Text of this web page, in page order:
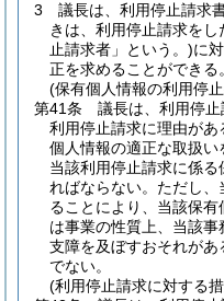
3
議長は、利用停止請求
きは、利用停止請求をし
止請求者」という。)に
正を求めることができる。
(保有個人情報の利用停
第41条
議長は、利用停
利用停止請求に理由が
個人情報の適正な取扱い
当該利用停止請求に係
ればならない。 ただし、
ることにより、当該保
は事業の性質上、当該
支障を及ぼすおそれがあ
でない。
(利用停止請求に対する